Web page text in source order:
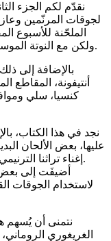
نقدّم لكم الجزء
لجوقات المرنّمين
الملحّنة للأسبوع
ولكن مع النوتة الموسيقية الخاصّة بالجوقات والمرنّمين المنفردين.
بالإضافة إلى
أنتيفونة، المقاطع
كنسيا، سلي
نجد في هذا الكتاب،
عليها، بعض الألحان
إغناء تراثنا الترنيمي المحلّي، وللمحافظة على إرث بعض الرعايا.
أضيفَت إلى بعض
لاستخدام الجوقات
نتمنى أن يُسهم
الغريغوري